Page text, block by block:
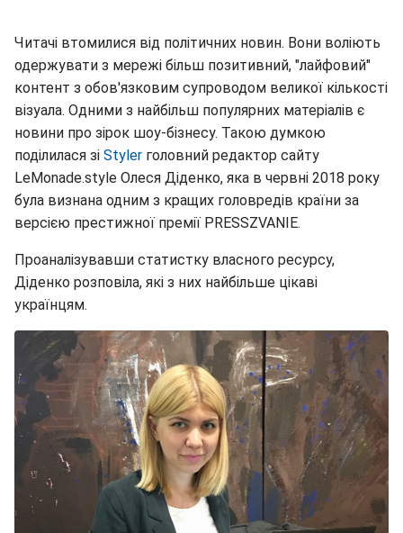
Читачі втомилися від політичних новин. Вони воліють
одержувати з мережі більш позитивний, "лайфовий"
контент з обов'язковим супроводом великої кількості
візуала. Одними з найбільш популярних матеріалів є
новини про зірок шоу-бізнесу. Такою думкою
поділилася зі Styler головний редактор сайту
LeMonade.style Олеся Діденко, яка в червні 2018 року
була визнана одним з кращих головредів країни за
версією престижної премії PRESSZVANIE.
Проаналізувавши статистку власного ресурсу,
Діденко розповіла, які з них найбільше цікаві
українцям.